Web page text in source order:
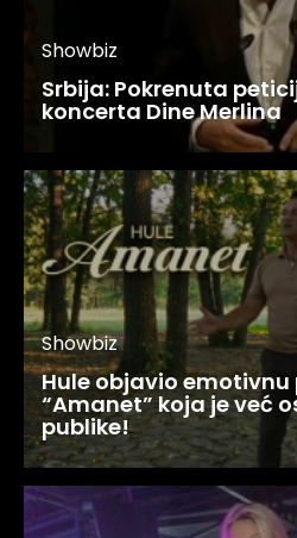
Showbiz
Srbija: Pokrenuta
koncerta Dine Merlina
Showbiz
Hule objavio emotivnu
“Amanet” koja je već
publike!